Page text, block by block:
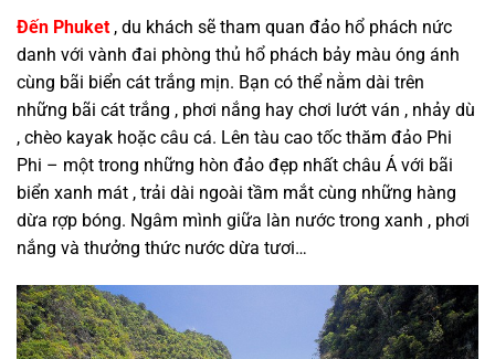
Đến Phuket , du khách sẽ tham quan đảo hổ phách nức
danh với vành đai phòng thủ hổ phách bảy màu óng ánh
cùng bãi biển cát trắng mịn. Bạn có thể nằm dài trên
những bãi cát trắng , phơi nắng hay chơi lướt ván , nhảy dù
, chèo kayak hoặc câu cá. Lên tàu cao tốc thăm đảo Phi
Phi – một trong những hòn đảo đẹp nhất châu Á với bãi
biển xanh mát , trải dài ngoài tầm mắt cùng những hàng
dừa rợp bóng. Ngâm mình giữa làn nước trong xanh , phơi
nắng và thưởng thức nước dừa tươi…